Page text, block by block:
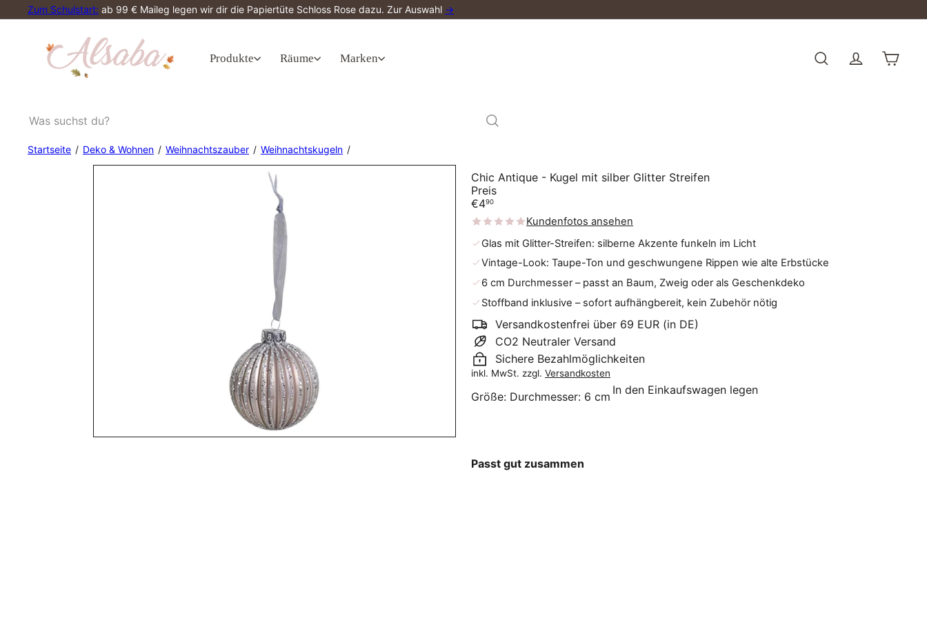
Direkt
zum Pause
Zum Schulstart: ab 99 € Maileg legen wir dir die Papiertüte Schloss Rose dazu. Zur Auswahl →
Produkte Räume Marken Suche
suchst
Startseite Deko & Wohnen Weihnachtszauber Weihnachtskugeln
Chic Antique - Kugel mit silber Glitter Streifen
Preis
Normaler
Preis
€490
Kundenfotos ansehen
Glas mit Glitter-Streifen: silberne Akzente funkeln im Licht
Vintage-Look: Taupe-Ton und geschwungene Rippen wie alte Erbstücke
6 cm Durchmesser – passt an Baum, Zweig oder als Geschenkdeko
Stoffband inklusive – sofort aufhängbereit, kein Zubehör nötig
Versandkostenfrei über 69 EUR (in DE)
CO2 Neutraler Versand
Sichere Bezahlmöglichkeiten
inkl. MwSt. zzgl. Versandkosten
In den Einkaufswagen legen
Größe: Durchmesser: 6 cm
Passt gut zusammen